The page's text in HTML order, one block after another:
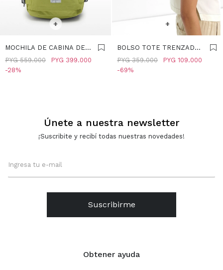
SELECCIONAR TALLE
+
MOCHILA DE CABINA DE
NYLON - LIMA
PYG 399.000
PYG 559.000
28
SELECCIONAR TALLE
+
BOLSO TOTE TRENZADO
CON NUDOS - LIMA
PYG 109.000
PYG 359.000
69
Obtener ayuda
Únete a nuestra newsletter
¡Suscribite y recibí todas nuestras novedades!
Suscribirme